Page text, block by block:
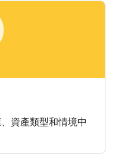
資產類型和情境中